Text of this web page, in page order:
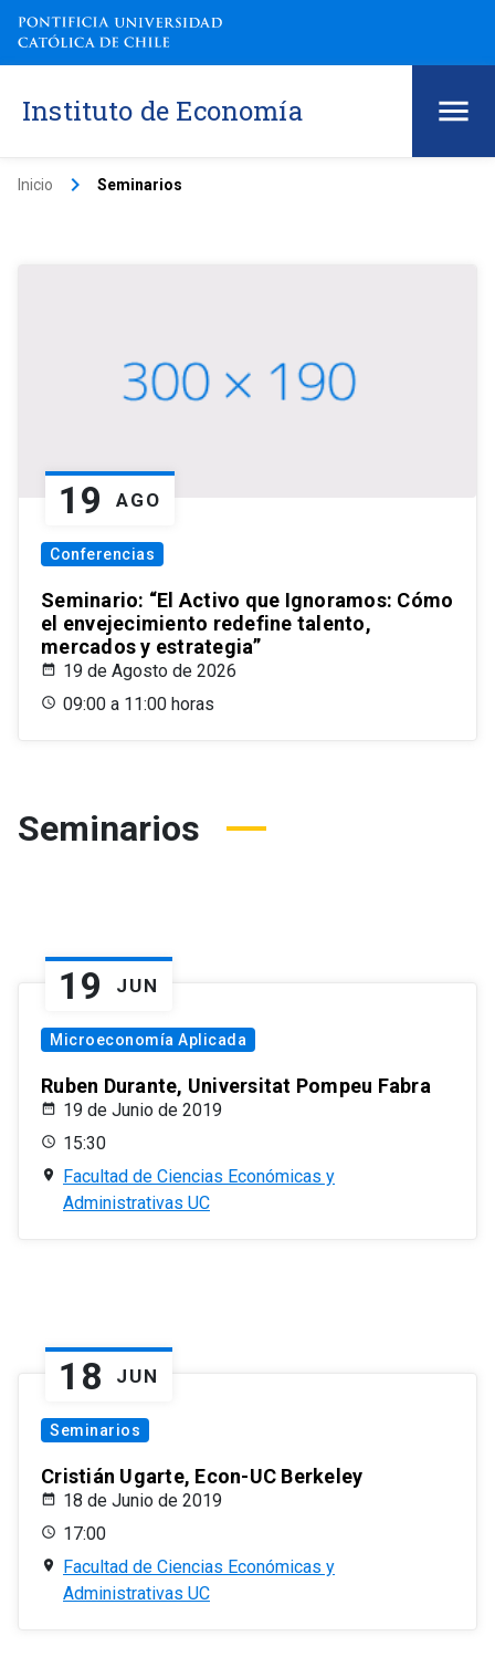
Instituto de Economía
Inicio keyboard_arrow_right Seminarios
19 AGO
Conferencias
Seminario: “El Activo que Ignoramos: Cómo
el envejecimiento redefine talento,
mercados y estrategia”
19 de Agosto de 2026
09:00 a 11:00 horas
Seminarios
19 JUN
Microeconomía Aplicada
Ruben Durante, Universitat Pompeu Fabra
19 de Junio de 2019
15:30
Facultad de Ciencias Económicas y
Administrativas UC
18 JUN
Seminarios
Cristián Ugarte, Econ-UC Berkeley
18 de Junio de 2019
17:00
Facultad de Ciencias Económicas y
Administrativas UC